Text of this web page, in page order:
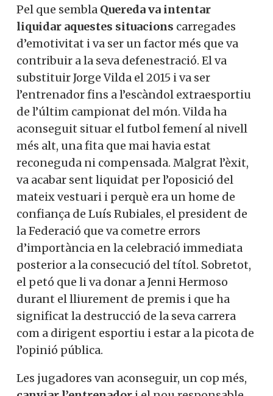
Pel que sembla Quereda va intentar
liquidar aquestes situacions carregades
d’emotivitat i va ser un factor més que va
contribuir a la seva defenestració. El va
substituir Jorge Vilda el 2015 i va ser
l’entrenador fins a l’escàndol extraesportiu
de l’últim campionat del món. Vilda ha
aconseguit situar el futbol femení al nivell
més alt, una fita que mai havia estat
reconeguda ni compensada. Malgrat l’èxit,
va acabar sent liquidat per l’oposició del
mateix vestuari i perquè era un home de
confiança de Luís Rubiales, el president de
la Federació que va cometre errors
d’importància en la celebració immediata
posterior a la consecució del títol. Sobretot,
el petó que li va donar a Jenni Hermoso
durant el lliurement de premis i que ha
significat la destrucció de la seva carrera
com a dirigent esportiu i estar a la picota de
l’opinió pública.
Les jugadores van aconseguir, un cop més,